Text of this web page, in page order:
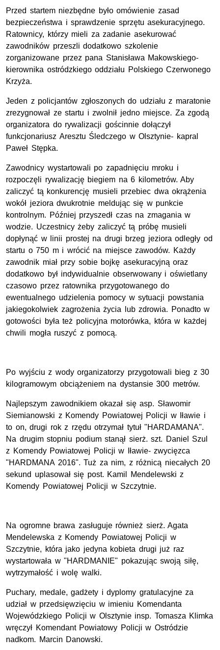
Przed startem niezbędne było omówienie zasad
bezpieczeństwa i sprawdzenie sprzętu asekuracyjnego.
Ratownicy, którzy mieli za zadanie asekurować
zawodników przeszli dodatkowo szkolenie
zorganizowane przez pana Stanisława Makowskiego-
kierownika ostródzkiego oddziału Polskiego Czerwonego
Krzyża.
Jeden z policjantów zgłoszonych do udziału z maratonie
zrezygnował ze startu i zwolnił jedno miejsce. Za zgodą
organizatora do rywalizacji gościnnie dołączył
funkcjonariusz Aresztu Śledczego w Olsztynie- kapral
Paweł Stępka.
Zawodnicy wystartowali po zapadnięciu mroku i
rozpoczęli rywalizację biegiem na 6 kilometrów. Aby
zaliczyć tą konkurencję musieli przebiec dwa okrążenia
wokół jeziora dwukrotnie meldując się w punkcie
kontrolnym. Później przyszedł czas na zmagania w
wodzie. Uczestnicy żeby zaliczyć tą próbę musieli
dopłynąć w linii prostej na drugi brzeg jeziora odległy od
startu o 750 m i wrócić na miejsce zawodów. Każdy
zawodnik miał przy sobie bojkę asekuracyjną oraz
dodatkowo był indywidualnie obserwowany i oświetlany
czasowo przez ratownika przygotowanego do
ewentualnego udzielenia pomocy w sytuacji powstania
jakiegokolwiek zagrożenia życia lub zdrowia. Ponadto w
gotowości była też policyjna motorówka, która w każdej
chwili mogła ruszyć z pomocą.
Po wyjściu z wody organizatorzy przygotowali bieg z 30
kilogramowym obciążeniem na dystansie 300 metrów.
Najlepszym zawodnikiem okazał się asp. Sławomir
Siemianowski z Komendy Powiatowej Policji w Iławie i
to on, drugi rok z rzędu otrzymał tytuł "HARDAMANA".
Na drugim stopniu podium stanął sierż. szt. Daniel Szul
z Komendy Powiatowej Policji w Iławie- zwycięzca
"HARDMANA 2016". Tuż za nim, z różnicą niecałych 20
sekund uplasował się post. Kamil Mendelewski z
Komendy Powiatowej Policji w Szczytnie.
Na ogromne brawa zasługuje również sierż. Agata
Mendelewska z Komendy Powiatowej Policji w
Szczytnie, która jako jedyna kobieta drugi już raz
wystartowała w "HARDMANIE" pokazując swoją siłę,
wytrzymałość i wolę walki.
Puchary, medale, gadżety i dyplomy gratulacyjne za
udział w przedsięwzięciu w imieniu Komendanta
Wojewódzkiego Policji w Olsztynie insp. Tomasza Klimka
wręczył Komendant Powiatowy Policji w Ostródzie
nadkom. Marcin Danowski.